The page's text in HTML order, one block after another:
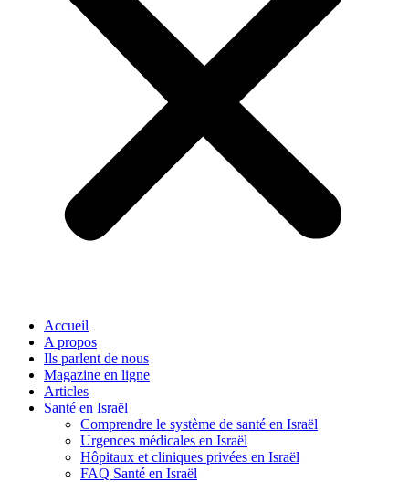
Accueil
A propos
Ils parlent de nous
Magazine en ligne
Articles
Santé en Israël
Comprendre le système de santé en Israël
Urgences médicales en Israël
Hôpitaux et cliniques privées en Israël
FAQ Santé en Israël